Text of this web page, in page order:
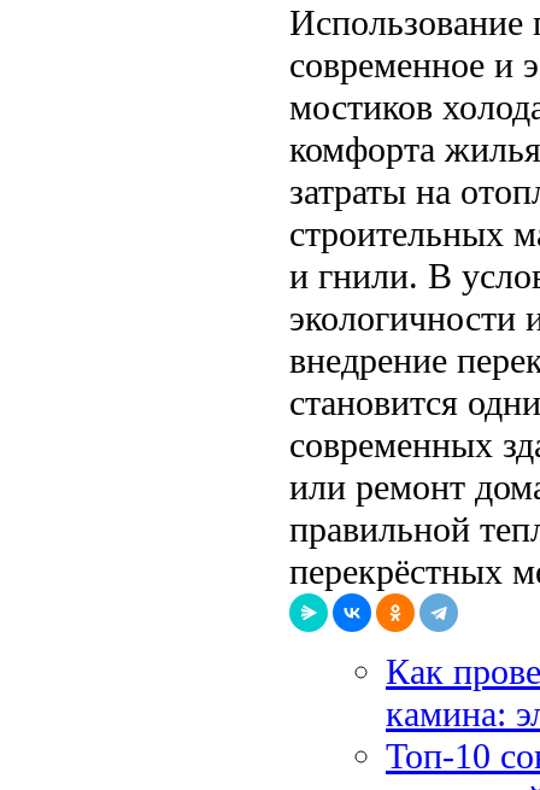
Использование
современное и
мостиков
комфорта
затраты на
строительных
и гнили. В
экологичности
внедрение
становится
современных
или ремонт
правильной
перекрёстных
Как
камина:
Топ-10